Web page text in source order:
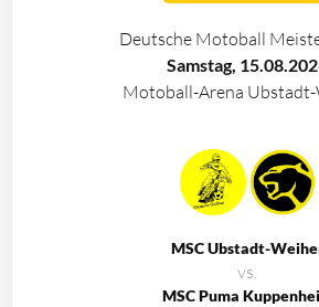
Deutsche Motoball
Samstag,
Motoball-Arena
MSC Ubstadt-
vs.
MSC Puma